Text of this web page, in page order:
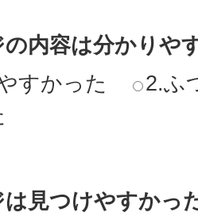
の内容は分かりや
すかった
2.ふ
は見つけやすかっ